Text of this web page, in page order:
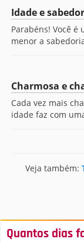
Idade e
Parabéns! Você
menor a
Charmosa e
Cada vez mais
idade faz com
Veja também:
Quantos dias